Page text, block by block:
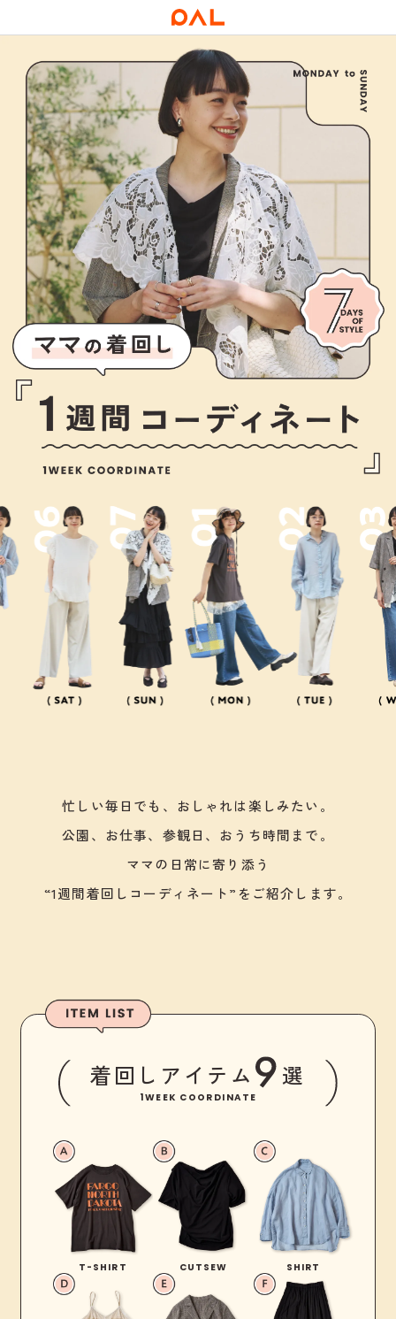
忙しい毎日でも、おしゃれは楽しみたい。
公園、お仕事、参観日、おうち時間まで。
ママの日常に寄り添う
“1週間着回しコーディネート”をご紹介します。
着回しアイテム 選
1WEEK COORDINATE
T-SHIRT CUTSEW SHIRT